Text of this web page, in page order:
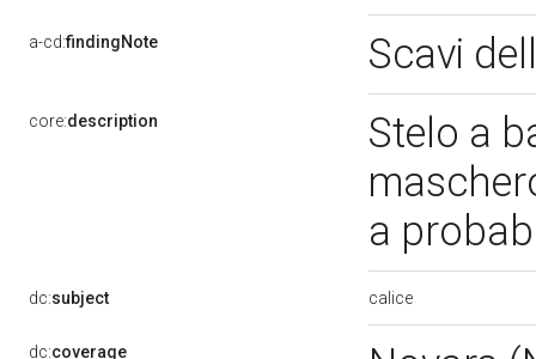
a-cd:findingNote Scavi
core:description
Stelo a
a
dc:subject calice
dc:coverage